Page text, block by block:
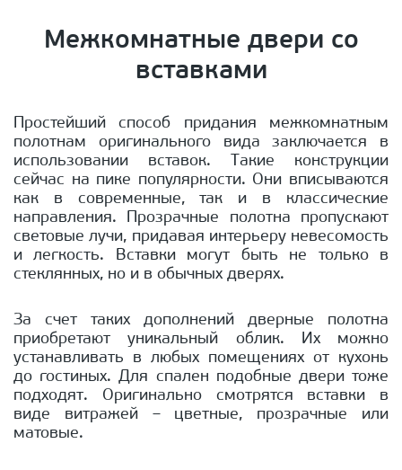
Межкомнатные двери со
вставками
Простейший способ придания межкомнатным
полотнам оригинального вида заключается в
использовании вставок. Такие конструкции
сейчас на пике популярности. Они вписываются
как в современные, так и в классические
направления. Прозрачные полотна пропускают
световые лучи, придавая интерьеру невесомость
и легкость. Вставки могут быть не только в
стеклянных, но и в обычных дверях.
За счет таких дополнений дверные полотна
приобретают уникальный облик. Их можно
устанавливать в любых помещениях от кухонь
до гостиных. Для спален подобные двери тоже
подходят. Оригинально смотрятся вставки в
виде витражей – цветные, прозрачные или
матовые.